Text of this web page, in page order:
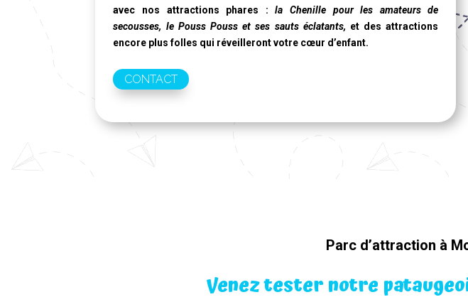
avec nos attractions phares :la Chenille pour les amateurs de
secousses, le Pouss Pouss et ses sauts éclatants, et des attractions
encore plus folles qui réveilleront votre cœur d’enfant.
CONTACT
Parc d’attraction à
Venez tester notre